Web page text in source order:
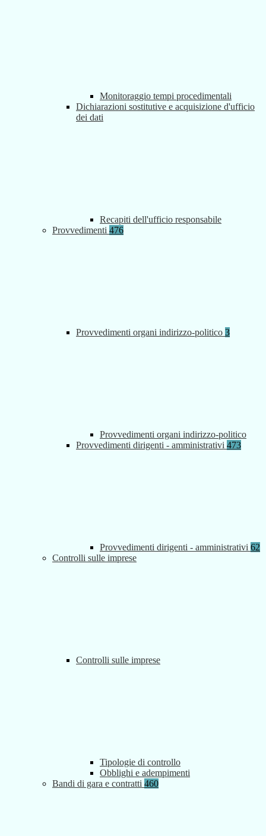
Monitoraggio tempi procedimentali
Dichiarazioni sostitutive e acquisizione d'ufficio
dei dati
Recapiti dell'ufficio responsabile
Provvedimenti 476
Provvedimenti organi indirizzo-politico 3
Provvedimenti organi indirizzo-politico
Provvedimenti dirigenti - amministrativi 473
Provvedimenti dirigenti - amministrativi 62
Controlli sulle imprese
Controlli sulle imprese
Tipologie di controllo
Obblighi e adempimenti
Bandi di gara e contratti 460